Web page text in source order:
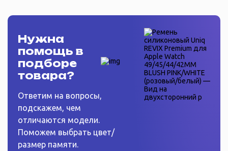
Нужна
помощь в
подборе
товара?
Ответим на вопросы,
подскажем, чем
отличаются модели.
Поможем выбрать цвет/
размер памяти.